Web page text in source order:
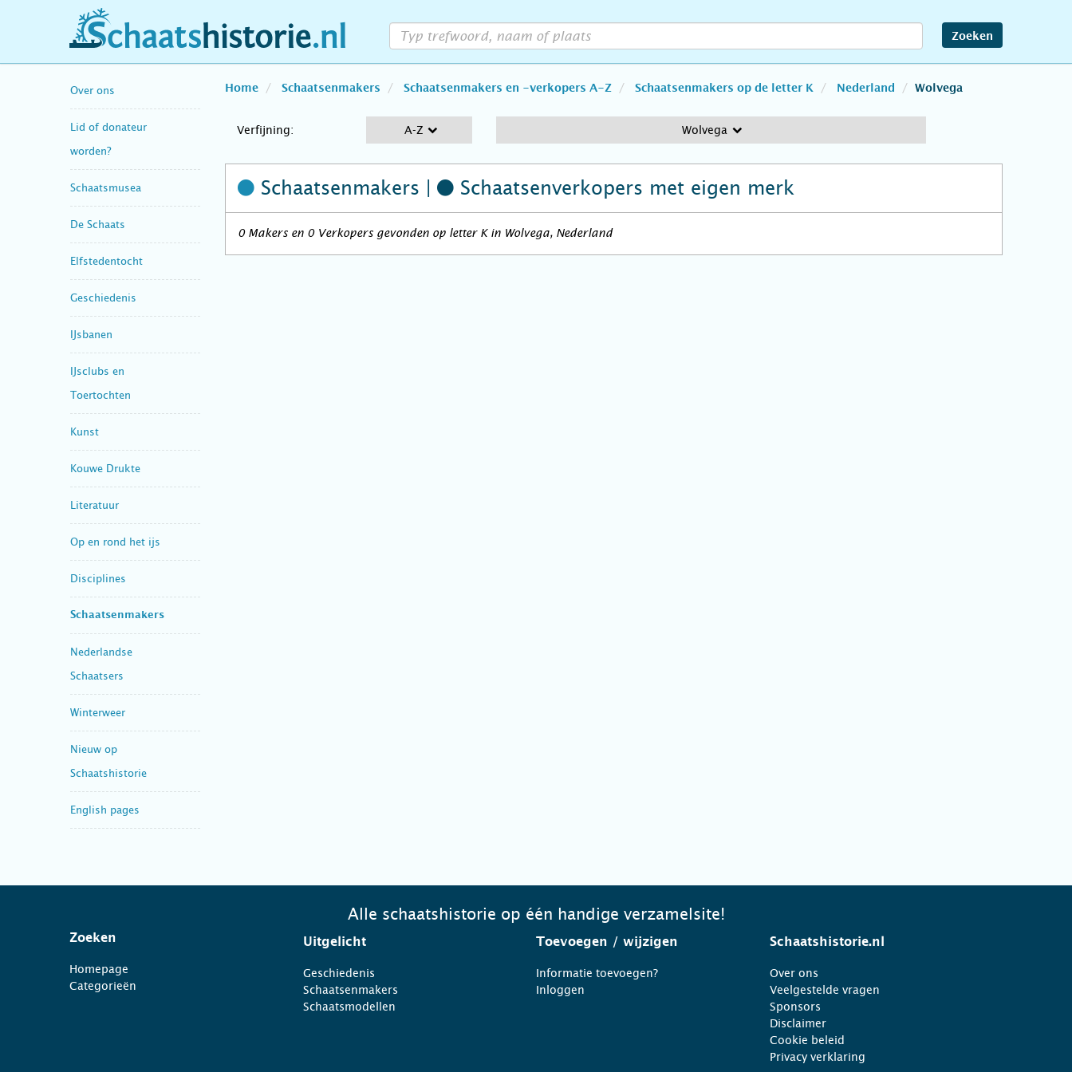
schaatshistorie.nl Zoeken
Over ons
Lid of donateur
worden?
Schaatsmusea
De Schaats
Elfstedentocht
Geschiedenis
IJsbanen
IJsclubs en
Toertochten
Kunst
Kouwe Drukte
Literatuur
Op en rond het ijs
Disciplines
Schaatsenmakers
Nederlandse
Schaatsers
Winterweer
Nieuw op
Schaatshistorie
English pages
Home Schaatsenmakers Schaatsenmakers en -verkopers A-Z Schaatsenmakers op de letter K Nederland Wolvega
Verfijning: A-Z Wolvega
Schaatsenmakers | Schaatsenverkopers met eigen merk
0 Makers en 0 Verkopers gevonden op letter K in Wolvega, Nederland
Alle schaatshistorie op één handige verzamelsite!
Zoeken
Homepage
Categorieën
Uitgelicht
Geschiedenis
Schaatsenmakers
Schaatsmodellen
Toevoegen / wijzigen
Informatie toevoegen?
Inloggen
Schaatshistorie.nl
Over ons
Veelgestelde vragen
Sponsors
Disclaimer
Cookie beleid
Privacy verklaring